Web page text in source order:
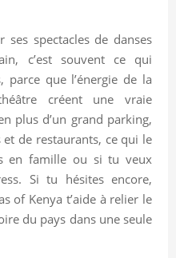
spectacles de danses
c’est souvent ce qui
que l’énergie de la
créent une vraie
plus d’un grand parking,
et de restaurants, ce qui le
en famille ou si tu veux
Si tu hésites encore,
of Kenya t’aide à relier le
du pays dans une seule